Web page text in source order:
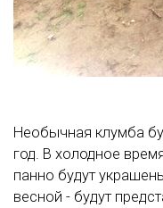
Необычная клумба
год. В холодное
панно будут
весной - будут